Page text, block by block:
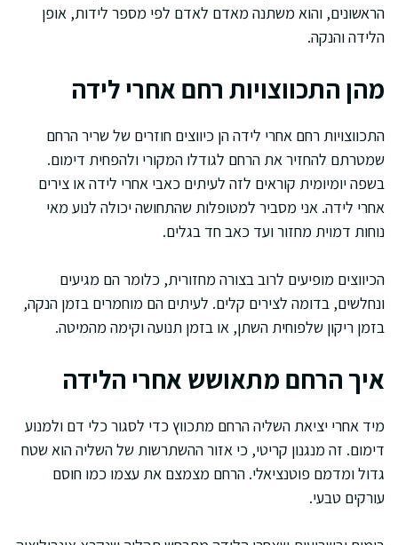
הראשונים, והוא משתנה מאדם לאדם לפי מספר לידות, אופן
הלידה והנקה.
מהן התכווצויות רחם אחרי לידה
התכווצויות רחם אחרי לידה הן כיווצים חוזרים של שריר הרחם
שמטרתם להחזיר את הרחם לגודלו המקורי ולהפחית דימום.
בשפה יומיומית קוראים לזה לעיתים כאבי אחרי לידה או צירים
אחרי לידה. אני מסביר למטופלות שהתחושה יכולה לנוע מאי
נוחות דמוית מחזור ועד כאב חד בגלים.
הכיווצים מופיעים לרוב בצורה מחזורית, כלומר הם מגיעים
ונחלשים, בדומה לצירים קלים. לעיתים הם מוחמרים בזמן הנקה,
בזמן ריקון שלפוחית השתן, או בזמן תנועה וקימה מהמיטה.
איך הרחם מתאושש אחרי הלידה
מיד אחרי יציאת השליה הרחם מתכווץ כדי לסגור כלי דם ולמנוע
דימום. זה מנגנון קריטי, כי אזור ההשתרשות של השליה הוא שטח
גדול ומדמם פוטנציאלי. הרחם מצמצם את עצמו כמו חוסם
עורקים טבעי.